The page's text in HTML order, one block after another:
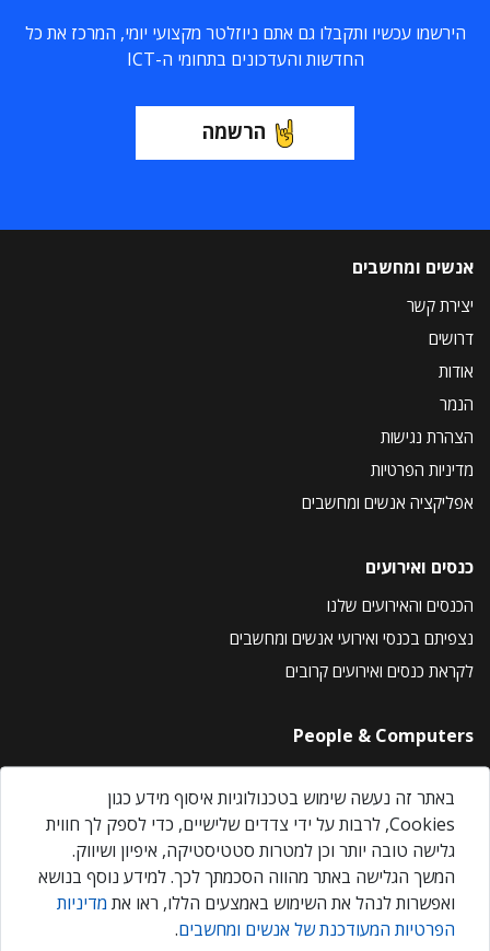
הירשמו עכשיו ותקבלו גם אתם ניוזלטר מקצועי יומי, המרכז את כל
החדשות והעדכונים בתחומי ה-ICT
הרשמה
אנשים ומחשבים
יצירת קשר
דרושים
אודות
הנמר
הצהרת נגישות
מדיניות הפרטיות
אפליקציה אנשים ומחשבים
כנסים ואירועים
הכנסים והאירועים שלנו
נצפיתם בכנסי ואירועי אנשים ומחשבים
לקראת כנסים ואירועים קרובים
People & Computers
About Us
Privacy Policy
Contact Us
Our Events
באתר זה נעשה שימוש בטכנולוגיות איסוף מידע כגון
Cookies, לרבות על ידי צדדים שלישיים, כדי לספק לך חווית
גלישה טובה יותר וכן למטרות סטטיסטיקה, איפיון ושיווק.
המשך הגלישה באתר מהווה הסכמתך לכך. למידע נוסף בנושא
ואפשרות לנהל את השימוש באמצעים הללו, ראו את מדיניות
הפרטיות המעודכנת של אנשים ומחשבים.